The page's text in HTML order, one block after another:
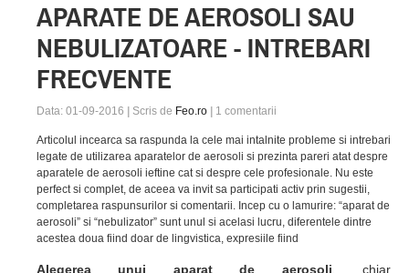
APARATE DE AEROSOLI SAU
NEBULIZATOARE - INTREBARI
FRECVENTE
Data: 01-09-2016 Scris de Feo.ro 1 comentarii
Articolul incearca sa raspunda la cele mai intalnite probleme si intrebari
legate de utilizarea aparatelor de aerosoli si prezinta pareri atat despre
aparatele de aerosoli ieftine cat si despre cele profesionale. Nu este
perfect si complet, de aceea va invit sa participati activ prin sugestii,
completarea raspunsurilor si comentarii. Incep cu o lamurire: “aparat de
aerosoli” si “nebulizator” sunt unul si acelasi lucru, diferentele dintre
acestea doua fiind doar de lingvistica, expresiile fiind
Alegerea unui aparat de aerosoli , chiar